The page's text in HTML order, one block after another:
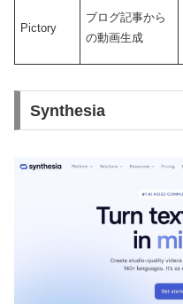
Pictory
ブログ記事から
の動画生成
Synthesia